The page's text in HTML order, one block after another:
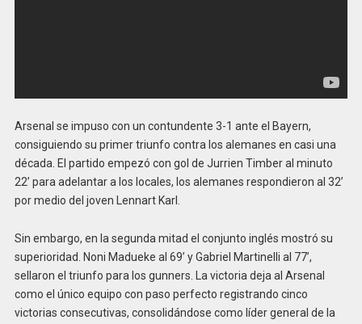
Arsenal se impuso con un contundente 3-1 ante el Bayern,
consiguiendo su primer triunfo contra los alemanes en casi una
década. El partido empezó con gol de Jurrien Timber al minuto
22’ para adelantar a los locales, los alemanes respondieron al 32’
por medio del joven Lennart Karl.
Sin embargo, en la segunda mitad el conjunto inglés mostró su
superioridad. Noni Madueke al 69’ y Gabriel Martinelli al 77’,
sellaron el triunfo para los gunners. La victoria deja al Arsenal
como el único equipo con paso perfecto registrando cinco
victorias consecutivas, consolidándose como líder general de la